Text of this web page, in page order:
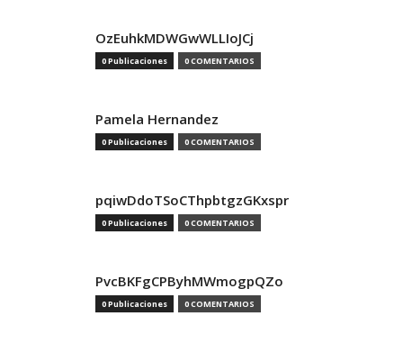
OzEuhkMDWGwWLLIoJCj
0 Publicaciones 0 COMENTARIOS
Pamela Hernandez
0 Publicaciones 0 COMENTARIOS
pqiwDdoTSoCThpbtgzGKxspr
0 Publicaciones 0 COMENTARIOS
PvcBKFgCPByhMWmogpQZo
0 Publicaciones 0 COMENTARIOS